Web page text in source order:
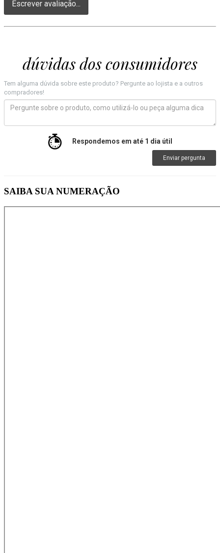
Escrever avaliação...
dúvidas dos consumidores
Tem alguma dúvida sobre este produto? Pergunte ao lojista e a outros
compradores!
Respondemos em até 1 dia útil
Enviar pergunta
SAIBA SUA NUMERAÇÃO